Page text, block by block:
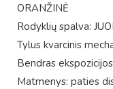
ORANŽINĖ
Rodyklių spalva:
Tylus kvarcinis
Bendras
Matmenys: paties